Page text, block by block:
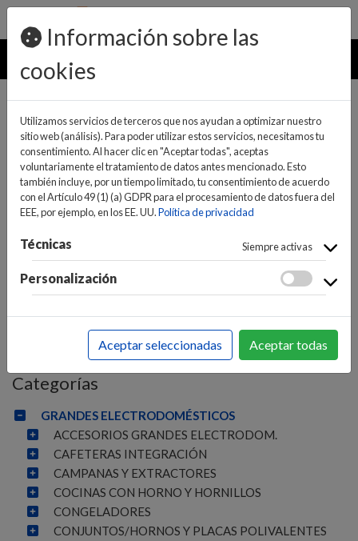
pedidos@ideaelectrodomesticos.com
924 047 836
MENU
INICIO>GRANDES ELECTRODOMÉSTICOS>
FREGADEROS
> FREGADEROS BAJO-ENCIMERA
Categorías
GRANDES ELECTRODOMÉSTICOS
ACCESORIOS GRANDES ELECTRODOM.
CAFETERAS INTEGRACIÓN
CAMPANAS Y EXTRACTORES
COCINAS CON HORNO Y HORNILLOS
CONGELADORES
CONJUNTOS/HORNOS Y PLACAS POLIVALENTES
Información sobre las
cookies
Utilizamos servicios de terceros que nos ayudan a optimizar nuestro
sitio web (análisis). Para poder utilizar estos servicios, necesitamos tu
consentimiento. Al hacer clic en "Aceptar todas", aceptas
voluntariamente el tratamiento de datos antes mencionado. Esto
también incluye, por un tiempo limitado, tu consentimiento de acuerdo
con el Artículo 49 (1) (a) GDPR para el procesamiento de datos fuera del
EEE, por ejemplo, en los EE. UU.Política de privacidad
Técnicas Siempre activas
Personalización
Aceptar seleccionadas Aceptar todas